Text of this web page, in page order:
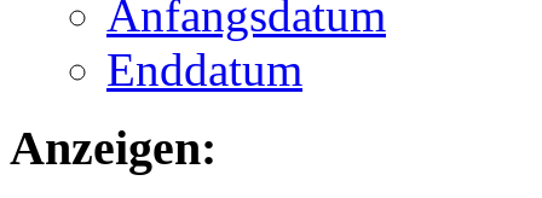
Anfangsdatum
Enddatum
Anzeigen: